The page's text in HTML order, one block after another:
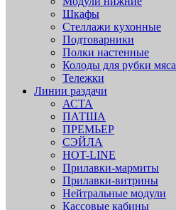
Шкафы
Стеллажи кухонные
Подтоварники
Полки настенные
Колоды для рубки мяса
Тележки
Линии раздачи
АСТА
ПАТША
ПРЕМЬЕР
СЭЙЛА
HOT-LINE
Прилавки-мармиты
Прилавки-витрины
Нейтральные модули
Кассовые кабины